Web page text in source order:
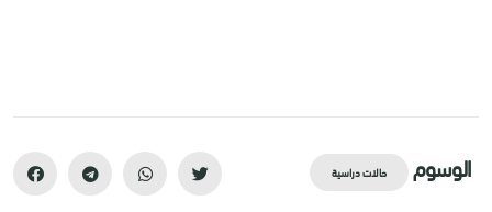
الوسوم حالات دراسية